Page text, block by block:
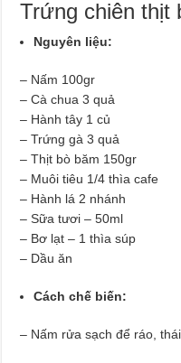
Trứng chiên thịt
Nguyên liệu:
– Nấm 100gr
– Cà chua 3 quả
– Hành tây 1 củ
– Trứng gà 3 quả
– Thịt bò băm 150gr
– Muôi tiêu 1/4 thìa cafe
– Hành lá 2 nhánh
– Sữa tươi – 50ml
– Bơ lạt – 1 thìa súp
– Dầu ăn
Cách chế biến:
– Nấm rửa sạch để ráo,